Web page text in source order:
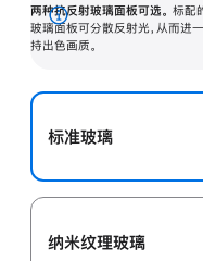
两种抗反射玻璃面板可选。 标配
玻璃面板可分散反射光，从而进
持出色画质。
展
开
标准玻璃
纳米纹理玻璃